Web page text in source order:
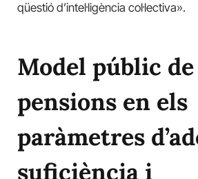
qüestió d’intel·ligència col·lectiva».
Model públic de
pensions en els
paràmetres
suficiència i